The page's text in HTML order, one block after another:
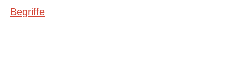
Begriffe